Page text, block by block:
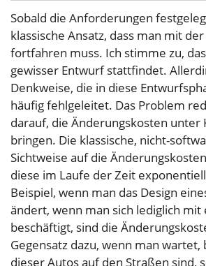
Sobald die Anforderungen
klassische Ansatz, dass man mit
fortfahren muss. Ich stimme zu,
gewisser Entwurf stattfindet.
Denkweise, die in diese
häufig fehlgeleitet. Das Problem
darauf, die Änderungs­kosten unter
bringen. Die klassische, nicht-
Sichtweise auf die
diese im Laufe der Zeit
Beispiel, wenn man das Design
ändert, wenn man sich lediglich mit
beschäftigt, sind die
Gegensatz dazu, wenn man wartet,
dieser Autos auf den Straßen sind,